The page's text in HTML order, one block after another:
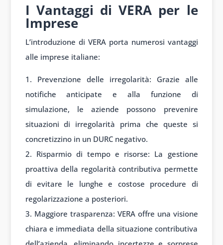
I Vantaggi di VERA per le
Imprese
L’introduzione di VERA porta numerosi vantaggi
alle imprese italiane:
Prevenzione delle irregolarità: Grazie alle
notifiche anticipate e alla funzione di
simulazione, le aziende possono prevenire
situazioni di irregolarità prima che queste si
concretizzino in un DURC negativo.
Risparmio di tempo e risorse: La gestione
proattiva della regolarità contributiva permette
di evitare le lunghe e costose procedure di
regolarizzazione a posteriori.
Maggiore trasparenza: VERA offre una visione
chiara e immediata della situazione contributiva